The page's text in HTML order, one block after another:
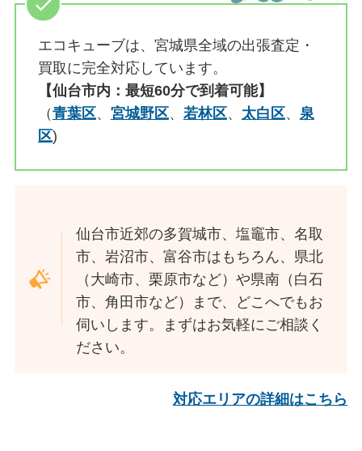
エコキューブは、宮城県全域の出張査定・
買取に完全対応しています。
【仙台市内：最短60分で到着可能】
（青葉区、 宮城野区、 若林区、 太白区、 泉
区)
仙台市近郊の多賀城市、塩竈市、名取
市、岩沼市、富谷市はもちろん、県北
（大崎市、栗原市など）や県南（白石
市、角田市など）まで、どこへでもお
伺いします。まずはお気軽にご相談く
ださい。
対応エリアの詳細はこちら